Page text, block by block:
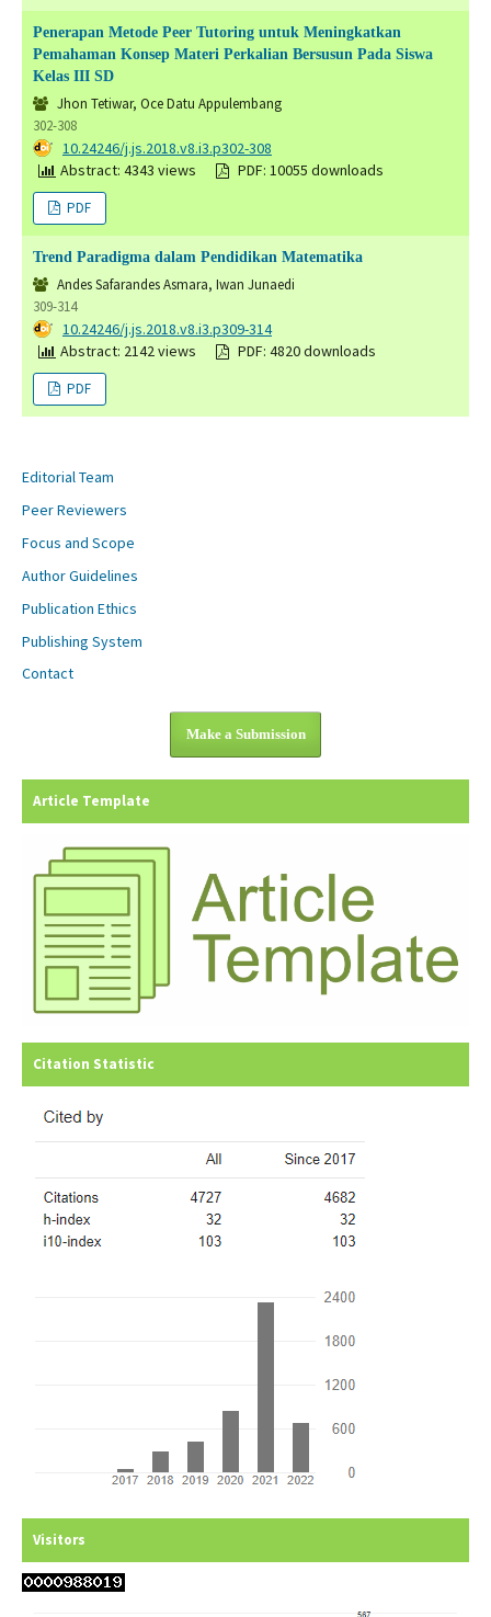
Penerapan Metode Peer Tutoring untuk Meningkatkan
Pemahaman Konsep Materi Perkalian Bersusun Pada Siswa
Kelas III SD
Jhon Tetiwar, Oce Datu Appulembang
302-308
DOI: 10.24246/j.js.2018.v8.i3.p302-308
Abstract: 4343 views
PDF: 10055 downloads
PDF
Trend Paradigma dalam Pendidikan Matematika
Andes Safarandes Asmara, Iwan Junaedi
309-314
DOI: 10.24246/j.js.2018.v8.i3.p309-314
Abstract: 2142 views
PDF: 4820 downloads
PDF
Editorial Team
Peer Reviewers
Focus and Scope
Author Guidelines
Publication Ethics
Publishing System
Contact
Make a Submission
Article Template
Citation Statistic
Visitors